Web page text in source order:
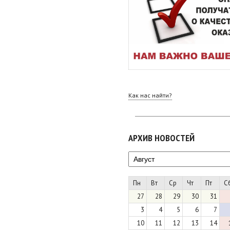
Как нас найти?
АРХИВ НОВОСТЕЙ
Пн Вт Ср Чт Пт
27
28 29 30
31
3
4 5 6
7
10
11 12 13 14